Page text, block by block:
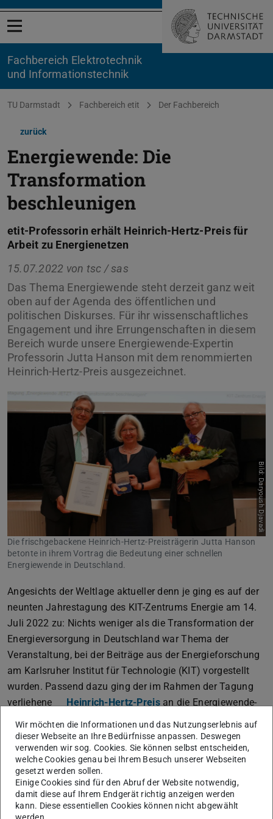
Menü öffnen
Fachbereich Elektrotechnik
und Informationstechnik
Sie befinden sich hier:
TU Darmstadt Fachbereich etit Der Fachbereich
zurück
Energiewende: Die
Transformation
beschleunigen
etit-Professorin erhält Heinrich-Hertz-Preis für
Arbeit zu Energienetzen
15.07.2022 von tsc / sas
Das Thema Energiewende steht derzeit ganz weit
oben auf der Agenda des öffentlichen und
politischen Diskurses. Für ihr wissenschaftliches
Engagement und ihre Errungenschaften in diesem
Bereich wurde unsere Energiewende-Expertin
Professorin Jutta Hanson mit dem renommierten
Heinrich-Hertz-Preis ausgezeichnet.
Bild: Daryoush Djavadi
Die frischgebackene Heinrich-Hertz-Preisträgerin Jutta Hanson
betonte in ihrem Vortrag die Bedeutung einer schnellen
Energiewende in Deutschland.
Angesichts der Weltlage aktueller denn je ging es auf der
neunten Jahrestagung des KIT-Zentrums Energie am 14.
Juli 2022 zu: Nichts weniger als die Transformation der
Energieversorgung in Deutschland war Thema der
Veranstaltung, bei der Beiträge aus der Energieforschung
am Karlsruher Institut für Technologie (KIT) vorgestellt
wurden. Passend dazu ging der im Rahmen der Tagung
verliehene
Heinrich-Hertz-Preisan die Energiewende-
Expertin Jutta Hanson.
Die Leiterin des
Fachgebiets Elektrische
Energieversorgung unter Einsatz Erneuerbarer Energien
an der Technischen Universität Darmstadt bei etit hielt
anlässlich der Auszeichnung einen Vortrag, in dem sie die
Bedeutung einer schnellen Energiewende unterstrich. „Wir
Wir möchten die Informationen und das Nutzungserlebnis auf
dieser Webseite an Ihre Bedürfnisse anpassen. Deswegen
verwenden wir sog. Cookies. Sie können selbst entscheiden,
welche Cookies genau bei Ihrem Besuch unserer Webseiten
gesetzt werden sollen.
Einige Cookies sind für den Abruf der Website notwendig,
damit diese auf Ihrem Endgerät richtig anzeigen werden
kann. Diese essentiellen Cookies können nicht abgewählt
werden.